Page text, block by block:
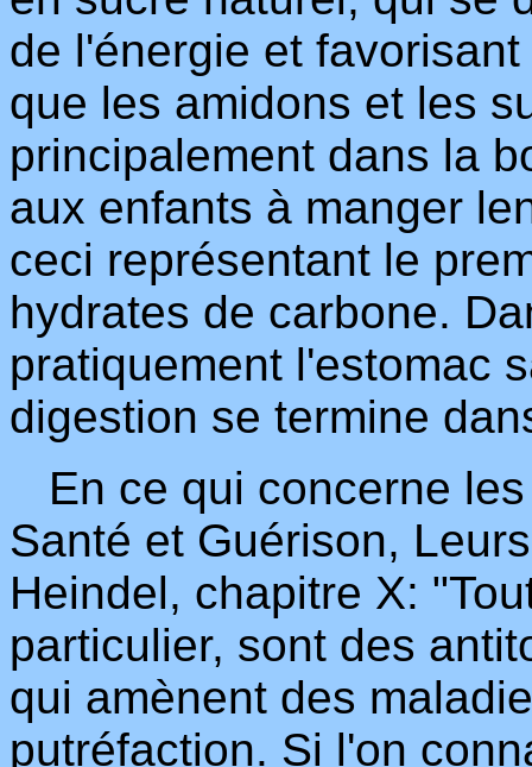
de l'énergie et
que les amidons et les
principalement dans la
aux enfants à manger
ceci représentant le
hydrates de carbone.
pratiquement l'estomac
digestion se termine
En ce qui concerne
Santé et Guérison,
Heindel, chapitre X:
particulier, sont des
qui amènent des
putréfaction. Si l'on